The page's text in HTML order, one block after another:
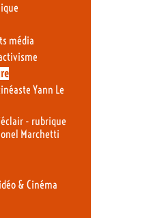
média
Yann Le
- rubrique
Marchetti
& Cinéma